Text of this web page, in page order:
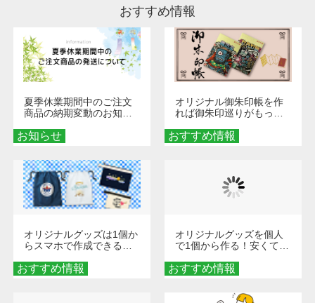
おすすめ情報
お知らせ
夏季休業期間中のご注文
商品の納期変動のお知ら
おすすめ情報
オリジナル御朱印帳を作
れば御朱印巡りがもっと
ダーメイドする魅力と選
び方
おすすめ情報
オリジナルグッズは1個か
らスマホで作成できる！
くなる巾着＆ポーチ活用
術
おすすめ情報
オリジナルグッズを個人
で1個から作る！安くて簡
秘訣